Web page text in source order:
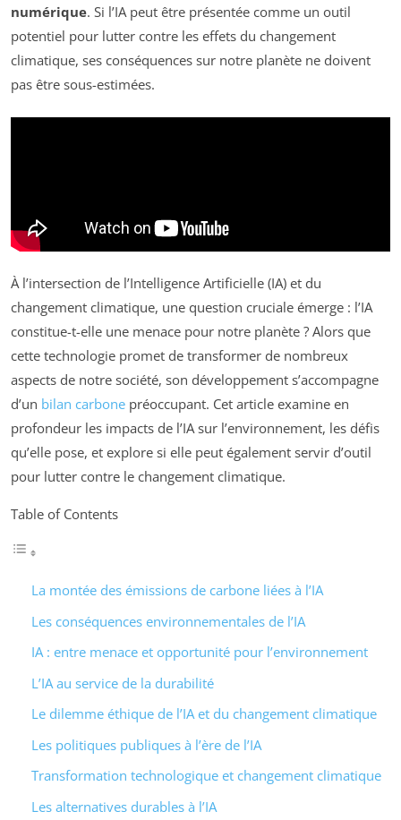
numérique. Si l’IA peut être présentée comme un outil
potentiel pour lutter contre les effets du changement
climatique, ses conséquences sur notre planète ne doivent
pas être sous-estimées.
À l’intersection de l’Intelligence Artificielle (IA) et du
changement climatique, une question cruciale émerge : l’IA
constitue-t-elle une menace pour notre planète ? Alors que
cette technologie promet de transformer de nombreux
aspects de notre société, son développement s’accompagne
d’un bilan carbone préoccupant. Cet article examine en
profondeur les impacts de l’IA sur l’environnement, les défis
qu’elle pose, et explore si elle peut également servir d’outil
pour lutter contre le changement climatique.
Table of Contents
La montée des émissions de carbone liées à l’IA
Les conséquences environnementales de l’IA
IA : entre menace et opportunité pour l’environnement
L’IA au service de la durabilité
Le dilemme éthique de l’IA et du changement climatique
Les politiques publiques à l’ère de l’IA
Transformation technologique et changement climatique
Les alternatives durables à l’IA